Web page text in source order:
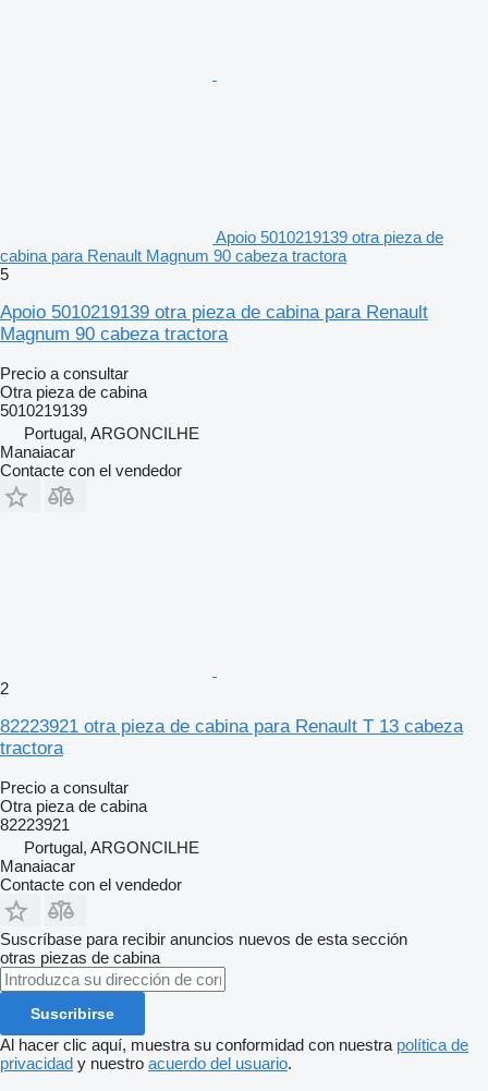
Apoio 5010219139 otra pieza de
cabina para Renault Magnum 90 cabeza tractora
5
Apoio 5010219139 otra pieza de cabina para Renault
Magnum 90 cabeza tractora
Precio a consultar
Otra pieza de cabina
5010219139
Portugal, ARGONCILHE
Manaiacar
Contacte con el vendedor
2
82223921 otra pieza de cabina para Renault T 13 cabeza
tractora
Precio a consultar
Otra pieza de cabina
82223921
Portugal, ARGONCILHE
Manaiacar
Contacte con el vendedor
Suscríbase para recibir anuncios nuevos de esta sección
otras piezas de cabina
Suscribirse
Al hacer clic aquí, muestra su conformidad con nuestra política de
privacidad y nuestro acuerdo del usuario.